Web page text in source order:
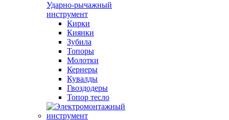
Ударно-рычажный
инструмент
Кирки
Киянки
Зубила
Топоры
Молотки
Кернеры
Кувалды
Гвоздодеры
Топор тесло